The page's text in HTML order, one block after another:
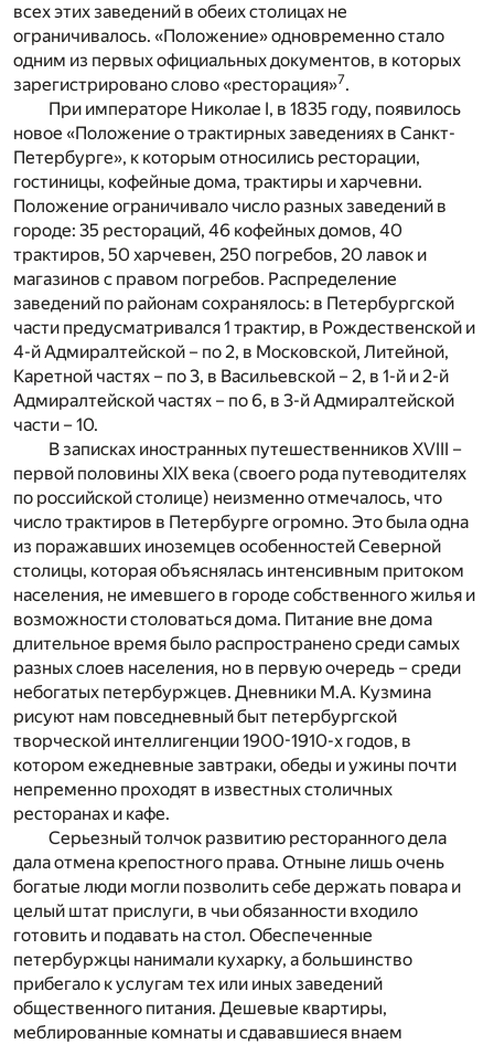
всех этих заведений в обеих столицах не
ограничивалось. «Положение» одновременно стало
одним из первых официальных документов, в которых
зарегистрировано слово «ресторация»7.
При императоре Николае I, в 1835 году, появилось
новое «Положение о трактирных заведениях в Санкт-
Петербурге», к которым относились ресторации,
гостиницы, кофейные дома, трактиры и харчевни.
Положение ограничивало число разных заведений в
городе: 35 рестораций, 46 кофейных домов, 40
трактиров, 50 харчевен, 250 погребов, 20 лавок и
магазинов с правом погребов. Распределение
заведений по районам сохранялось: в Петербургской
части предусматривался 1 трактир, в Рождественской и
4-й Адмиралтейской – по 2, в Московской, Литейной,
Каретной частях – по 3, в Васильевской – 2, в 1-й и 2-й
Адмиралтейской частях – по 6, в 3-й Адмиралтейской
части – 10.
В записках иностранных путешественников XVIII –
первой половины XIX века (своего рода путеводителях
по российской столице) неизменно отмечалось, что
число трактиров в Петербурге огромно. Это была одна
из поражавших иноземцев особенностей Северной
столицы, которая объяснялась интенсивным притоком
населения, не имевшего в городе собственного жилья и
возможности столоваться дома. Питание вне дома
длительное время было распространено среди самых
разных слоев населения, но в первую очередь – среди
небогатых петербуржцев. Дневники М.А. Кузмина
рисуют нам повседневный быт петербургской
творческой интеллигенции 1900-1910-х годов, в
котором ежедневные завтраки, обеды и ужины почти
непременно проходят в известных столичных
ресторанах и кафе.
Серьезный толчок развитию ресторанного дела
дала отмена крепостного права. Отныне лишь очень
богатые люди могли позволить себе держать повара и
целый штат прислуги, в чьи обязанности входило
готовить и подавать на стол. Обеспеченные
петербуржцы нанимали кухарку, а большинство
прибегало к услугам тех или иных заведений
общественного питания. Дешевые квартиры,
меблированные комнаты и сдававшиеся внаем